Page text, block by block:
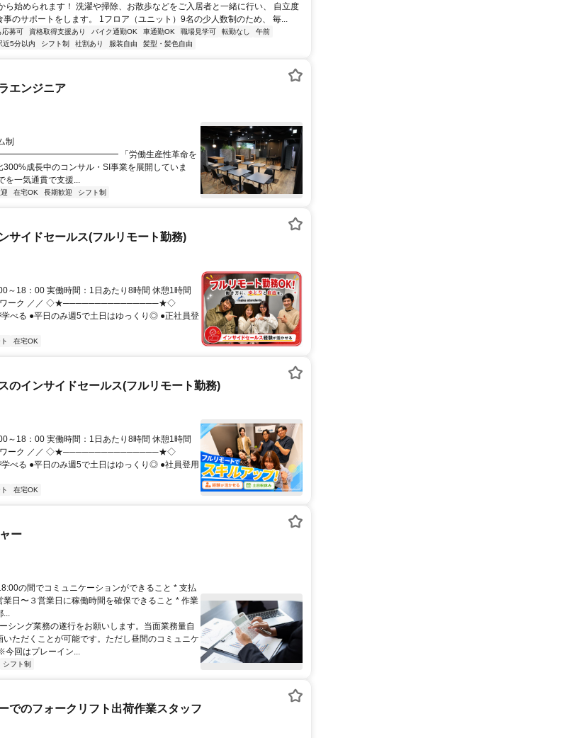
ら始められます！ 洗濯や掃除、お散歩などをご入居者と一緒に行い、 自立度
のサポートをします。 1フロア（ユニット）9名の少人数制のため、 毎...
応募可 資格取得支援あり バイク通勤OK 車通勤OK 職場見学可 転勤なし
午前
近5分以内 シフト制 社割あり 服装自由 髪型・髪色自由
エンジニア
制
「労働生産性革命を
成長中のコンサル・SI事業を展開していま
を一気通貫で支援...
在宅OK 長期歓迎 シフト制
サイドセールス(フルリモート勤務)
～18：00 実働時間：1日あたり8時間 休憩1時間
トワーク ／／ ◇★───────────────★◇
べる ●平日のみ週5で土日はゆっくり◎ ●正社員登
在宅OK
のインサイドセールス(フルリモート勤務)
～18：00 実働時間：1日あたり8時間 休憩1時間
トワーク ／／ ◇★───────────────★◇
べる ●平日のみ週5で土日はゆっくり◎ ●社員登用
在宅OK
ー
の間でコミュニケーションができること * 支払
日〜３営業日に稼働時間を確保できること * 作業
...
シング業務の遂行をお願いします。当面業務量自
ただくことが可能です。ただし昼間のコミュニケ
今回はプレーイン...
シフト制
でのフォークリフト出荷作業スタッフ